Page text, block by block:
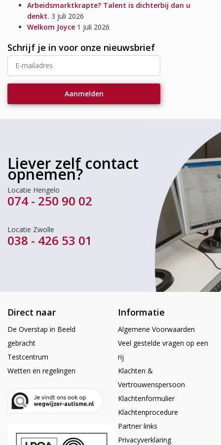
Arbeidsmarktkrapte? Talent is dichterbij dan u
denkt. 3 juli 2026
Welkom Joyce 1 juli 2026
Schrijf je in voor onze nieuwsbrief
Liever zelf contact
opnemen?
Locatie Hengelo
074 - 250 90 02
Locatie Zwolle
038 - 426 53 01
Direct naar
De Overstap in Beeld
gebracht
Testcentrum
Wetten en regelingen
Informatie
Algemene Voorwaarden
Veel gestelde vragen op een
rij
Klachten &
Vertrouwenspersoon
Klachtenformulier
Klachtenprocedure
Partner links
Privacyverklaring